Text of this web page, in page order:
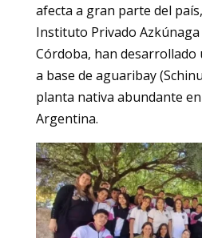
afecta a gran parte del
Instituto Privado Azkúnaga
Córdoba, han desarrollado
a base de aguaribay
planta nativa abundante
Argentina.